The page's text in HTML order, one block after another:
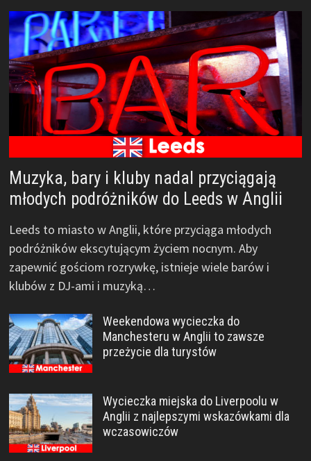
Muzyka, bary i kluby nadal przyciągają
młodych podróżników do Leeds w Anglii
Leeds to miasto w Anglii, które przyciąga młodych
podróżników ekscytującym życiem nocnym. Aby
zapewnić gościom rozrywkę, istnieje wiele barów i
klubów z DJ-ami i muzyką…
Weekendowa wycieczka do
Manchesteru w Anglii to zawsze
przeżycie dla turystów
Wycieczka miejska do Liverpoolu w
Anglii z najlepszymi wskazówkami dla
wczasowiczów